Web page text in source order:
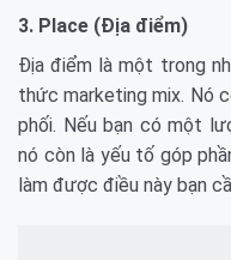
3. Place (Địa điểm)
Địa điểm là một trong
thức marketing mix. Nó
phối. Nếu bạn có một
nó còn là yếu tố góp
làm được điều này bạn